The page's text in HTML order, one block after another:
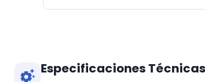
Especificaciones Técnicas